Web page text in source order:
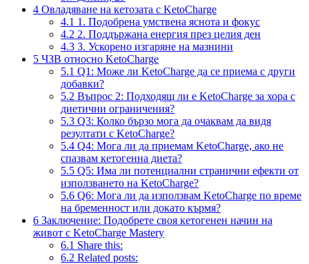
4 Овладяване на кетозата с KetoCharge
4.1 1. Подобрена умствена яснота и фокус
4.2 2. Поддържана енергия през целия ден
4.3 3. Ускорено изгаряне на мазнини
5 ЧЗВ относно KetoCharge
5.1 Q1: Може ли KetoCharge да се приема с други
добавки?
5.2 Въпрос 2: Подходящ ли е KetoCharge за хора с
диетични ограничения?
5.3 Q3: Колко бързо мога да очаквам да видя
резултати с KetoCharge?
5.4 Q4: Мога ли да приемам KetoCharge, ако не
спазвам кетогенна диета?
5.5 Q5: Има ли потенциални странични ефекти от
използването на KetoCharge?
5.6 Q6: Мога ли да използвам KetoCharge по време
на бременност или докато кърмя?
6 Заключение: Подобрете своя кетогенен начин на
живот с KetoCharge Mastery
6.1 Share this:
6.2 Related posts: